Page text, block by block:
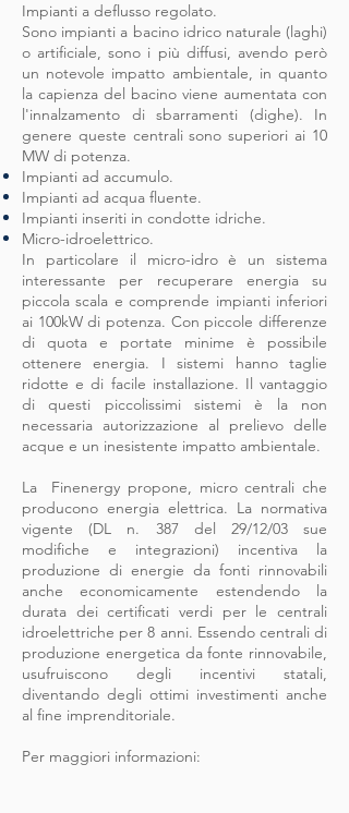
Impianti a deflusso regolato.
Sono impianti a bacino idrico naturale (laghi)
o artificiale, sono i più diffusi, avendo però
un notevole impatto ambientale, in quanto
la capienza del bacino viene aumentata con
l'innalzamento di sbarramenti (dighe). In
genere queste centrali sono superiori ai 10
MW di potenza.
Impianti ad accumulo.
Impianti ad acqua fluente.
Impianti inseriti in condotte idriche.
Micro-idroelettrico.
In particolare il micro-idro è un sistema
interessante per recuperare energia su
piccola scala e comprende impianti inferiori
ai 100kW di potenza. Con piccole differenze
di quota e portate minime è possibile
ottenere energia. I sistemi hanno taglie
ridotte e di facile installazione. Il vantaggio
di questi piccolissimi sistemi è la non
necessaria autorizzazione al prelievo delle
acque e un inesistente impatto ambientale.
La Finenergy propone, micro centrali che
producono energia elettrica. La normativa
vigente (DL n. 387 del 29/12/03 sue
modifiche e integrazioni) incentiva la
produzione di energie da fonti rinnovabili
anche economicamente estendendo la
durata dei certificati verdi per le centrali
idroelettriche per 8 anni. Essendo centrali di
produzione energetica da fonte rinnovabile,
usufruiscono degli incentivi statali,
diventando degli ottimi investimenti anche
al fine imprenditoriale.
Per maggiori informazioni: